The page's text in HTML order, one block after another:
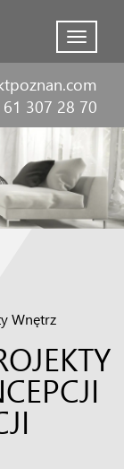
Menu
307 28 70
Wnętrz